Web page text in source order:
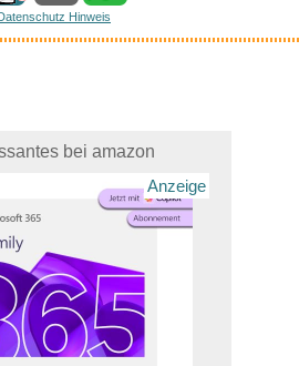
Hinweis
bei amazon
Anzeige